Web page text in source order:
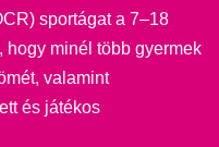
sportágat a 7–18
hogy minél több gyermek
valamint
és játékos